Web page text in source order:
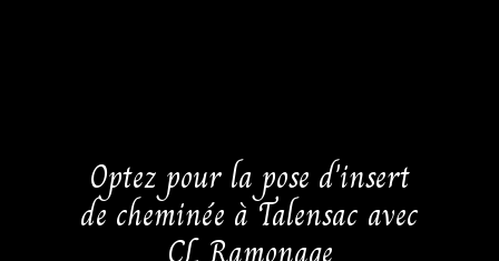
Optez pour la pose d'insert
de cheminée à Talensac avec